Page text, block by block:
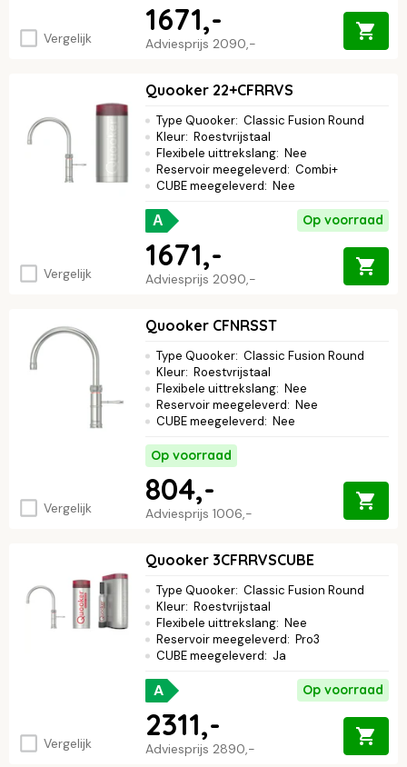
Vergelijk Adviesprijs 2090,-
1671,-
Vergelijk
Quooker 22+CFRRVS
Type Quooker: Classic Fusion Round
Kleur: Roestvrijstaal
Flexibele uittrekslang: Nee
Reservoir meegeleverd: Combi+
CUBE meegeleverd: Nee
A Op voorraad
Adviesprijs 2090,-
1671,-
Vergelijk
Quooker CFNRSST
Type Quooker: Classic Fusion Round
Kleur: Roestvrijstaal
Flexibele uittrekslang: Nee
Reservoir meegeleverd: Nee
CUBE meegeleverd: Nee
Op voorraad
Adviesprijs 1006,-
804,-
Vergelijk
Quooker 3CFRRVSCUBE
Type Quooker: Classic Fusion Round
Kleur: Roestvrijstaal
Flexibele uittrekslang: Nee
Reservoir meegeleverd: Pro3
CUBE meegeleverd: Ja
A Op voorraad
Adviesprijs 2890,-
2311,-